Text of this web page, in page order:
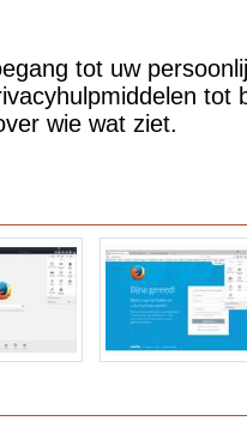
tot uw
tot
wie wat ziet.